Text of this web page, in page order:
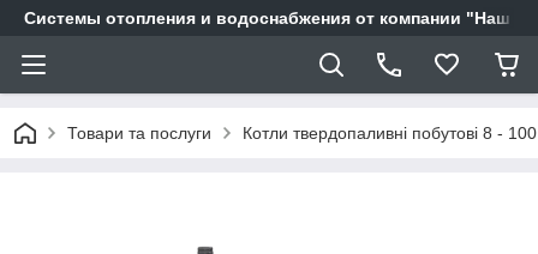
Системы отопления и водоснабжения от компании "Наш
Товари та послуги Котли твердопаливні побутові 8 - 100